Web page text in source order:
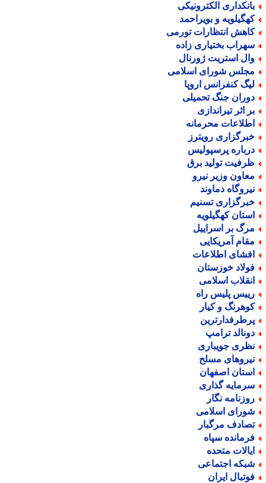
الکترونیکی
و بویراحمد
انتظارات تورمی
بختیاری زاده
استریت ژورنال
شورای اسلامی
کنفرانس اروپا
جنگ تحمیلی
اثر تیراندازی
محرمانه
رویترز
پرسپولیس
تولید برق
وزیر نیرو
دماوند
تسنیم
کهگیلویه
بر اسراییل
آمریکایی
اطلاعات
خوزستان
اسلامی
پلیس راه
و کیار
ترامپ
جویباری
مسلح
اصفهان
گذاری
نگار
اسلامی
مرگبار
سپاه
متحده
اجتماعی
ایران